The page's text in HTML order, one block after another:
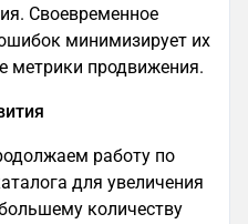
Своевременное
минимизирует их
метрики продвижения.
работу по
для увеличения
количеству